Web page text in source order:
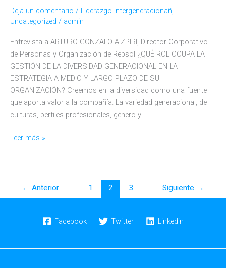
Deja un comentario / Liderazgo Intergeneracionañ,
Uncategorized / admin
Entrevista a ARTURO GONZALO AIZPIRI, Director Corporativo
de Personas y Organización de Repsol ¿QUÉ ROL OCUPA LA
GESTIÓN DE LA DIVERSIDAD GENERACIONAL EN LA
ESTRATEGIA A MEDIO Y LARGO PLAZO DE SU
ORGANIZACIÓN? Creemos en la diversidad como una fuente
que aporta valor a la compañía. La variedad generacional, de
culturas, perfiles profesionales, género y
Entrevista
Intergeneracional
–
–
Leer más »
← Anterior 1 2 3 Siguiente →
Facebook Twitter Linkedin